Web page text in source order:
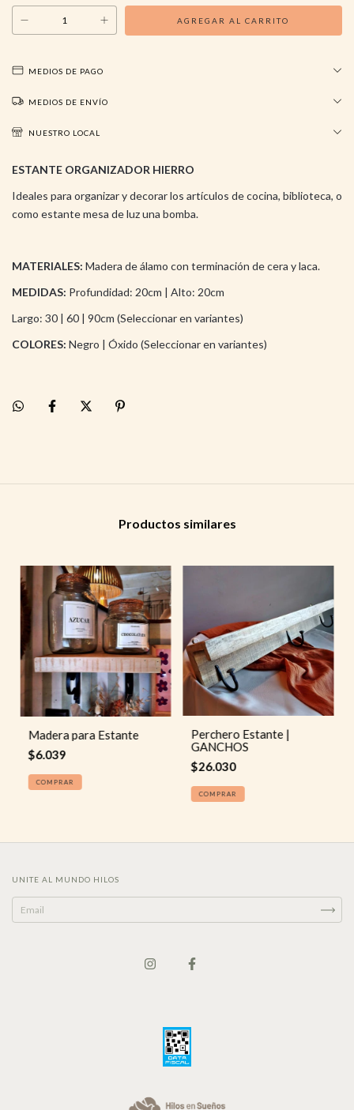
MEDIOS DE PAGO
MEDIOS DE ENVÍO
NUESTRO LOCAL
ESTANTE ORGANIZADOR HIERRO
Ideales para organizar y decorar los artículos de cocina, biblioteca, o
como estante mesa de luz una bomba.
MATERIALES: Madera de álamo con terminación de cera y laca.
MEDIDAS: Profundidad: 20cm | Alto: 20cm
Largo: 30 | 60 | 90cm (Seleccionar en variantes)
COLORES: Negro | Óxido (Seleccionar en variantes)
Productos similares
Madera para Estante
$6.039
COMPRAR
Perchero Estante |
GANCHOS
$26.030
COMPRAR
UNITE AL MUNDO HILOS